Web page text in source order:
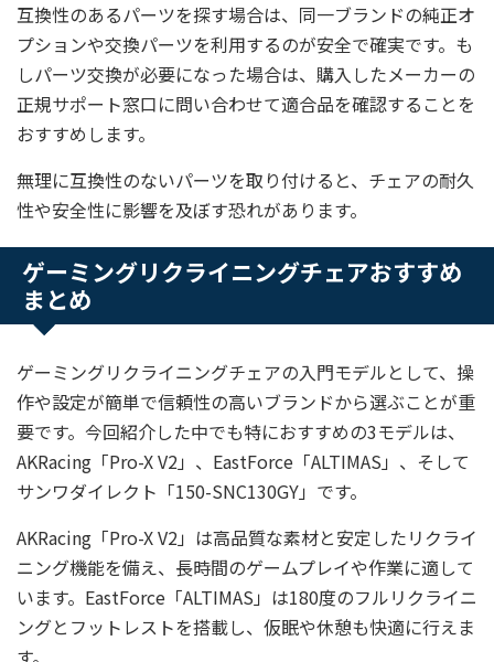
互換性のあるパーツを探す場合は、同一ブランドの純正オ
プションや交換パーツを利用するのが安全で確実です。も
しパーツ交換が必要になった場合は、購入したメーカーの
正規サポート窓口に問い合わせて適合品を確認することを
おすすめします。
無理に互換性のないパーツを取り付けると、チェアの耐久
性や安全性に影響を及ぼす恐れがあります。
ゲーミングリクライニングチェアおすすめ
まとめ
ゲーミングリクライニングチェアの入門モデルとして、操
作や設定が簡単で信頼性の高いブランドから選ぶことが重
要です。今回紹介した中でも特におすすめの3モデルは、
AKRacing「Pro-X V2」、EastForce「ALTIMAS」、そして
サンワダイレクト「150-SNC130GY」です。
AKRacing「Pro-X V2」は高品質な素材と安定したリクライ
ニング機能を備え、長時間のゲームプレイや作業に適して
います。EastForce「ALTIMAS」は180度のフルリクライニ
ングとフットレストを搭載し、仮眠や休憩も快適に行えま
す。